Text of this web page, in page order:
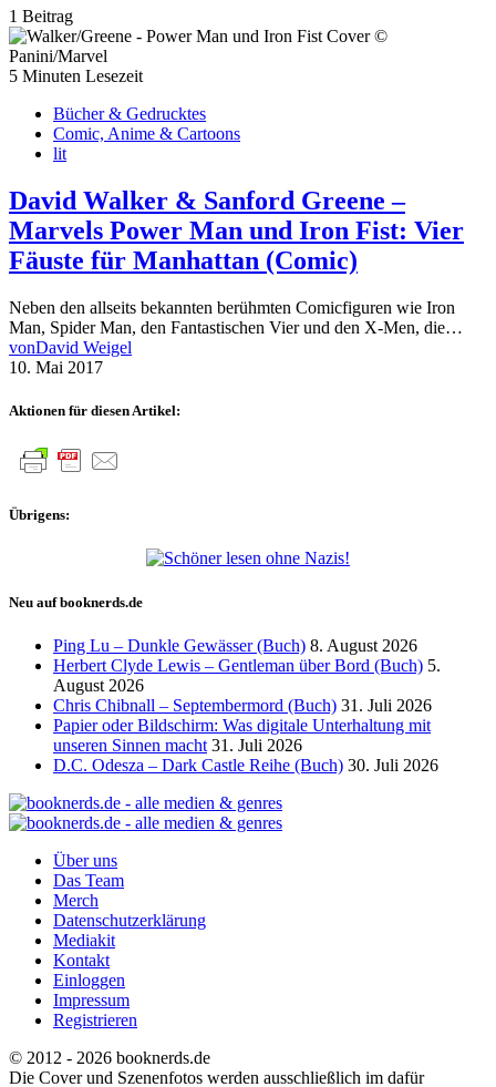
1 Beitrag
5 Minuten Lesezeit
Bücher & Gedrucktes
Comic, Anime & Cartoons
lit
David Walker & Sanford Greene –
Marvels Power Man und Iron Fist: Vier
Fäuste für Manhattan (Comic)
Neben den allseits bekannten berühmten Comicfiguren wie Iron
Man, Spider Man, den Fantastischen Vier und den X-Men, die…
vonDavid Weigel
10. Mai 2017
Aktionen für diesen Artikel:
Übrigens:
Neu auf booknerds.de
Ping Lu – Dunkle Gewässer (Buch) 8. August 2026
Herbert Clyde Lewis – Gentleman über Bord (Buch) 5.
August 2026
Chris Chibnall – Septembermord (Buch) 31. Juli 2026
Papier oder Bildschirm: Was digitale Unterhaltung mit
unseren Sinnen macht 31. Juli 2026
D.C. Odesza – Dark Castle Reihe (Buch) 30. Juli 2026
Über uns
Das Team
Merch
Datenschutzerklärung
Mediakit
Kontakt
Einloggen
Impressum
Registrieren
© 2012 - 2026 booknerds.de
Die Cover und Szenenfotos werden ausschließlich im dafür